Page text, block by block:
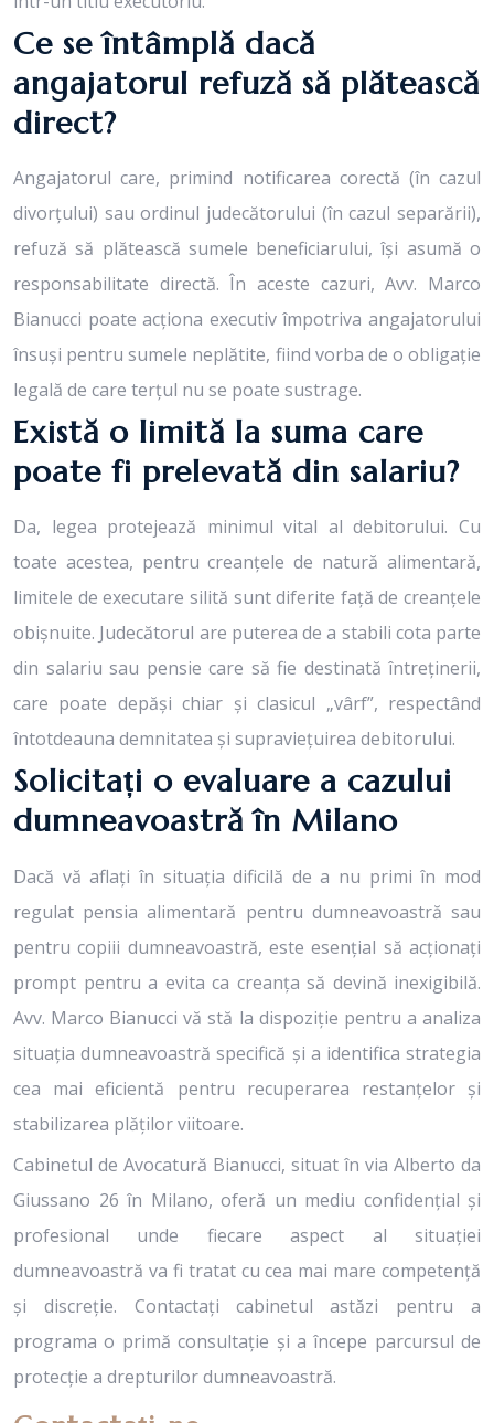
Ce se întâmplă dacă
angajatorul refuză să plătească
direct?
Angajatorul care, primind notificarea corectă (în cazul
divorțului) sau ordinul judecătorului (în cazul separării),
refuză să plătească sumele beneficiarului, își asumă o
responsabilitate directă. În aceste cazuri, Avv. Marco
Bianucci poate acționa executiv împotriva angajatorului
însuși pentru sumele neplătite, fiind vorba de o obligație
legală de care terțul nu se poate sustrage.
Există o limită la suma care
poate fi prelevată din salariu?
Da, legea protejează minimul vital al debitorului. Cu
toate acestea, pentru creanțele de natură alimentară,
limitele de executare silită sunt diferite față de creanțele
obișnuite. Judecătorul are puterea de a stabili cota parte
din salariu sau pensie care să fie destinată întreținerii,
care poate depăși chiar și clasicul „vârf”, respectând
întotdeauna demnitatea și supraviețuirea debitorului.
Solicitați o evaluare a cazului
dumneavoastră în Milano
Dacă vă aflați în situația dificilă de a nu primi în mod
regulat pensia alimentară pentru dumneavoastră sau
pentru copiii dumneavoastră, este esențial să acționați
prompt pentru a evita ca creanța să devină inexigibilă.
Avv. Marco Bianucci vă stă la dispoziție pentru a analiza
situația dumneavoastră specifică și a identifica strategia
cea mai eficientă pentru recuperarea restanțelor și
stabilizarea plăților viitoare.
Cabinetul de Avocatură Bianucci, situat în via Alberto da
Giussano 26 în Milano, oferă un mediu confidențial și
profesional unde fiecare aspect al situației
dumneavoastră va fi tratat cu cea mai mare competență
și discreție. Contactați cabinetul astăzi pentru a
programa o primă consultație și a începe parcursul de
protecție a drepturilor dumneavoastră.